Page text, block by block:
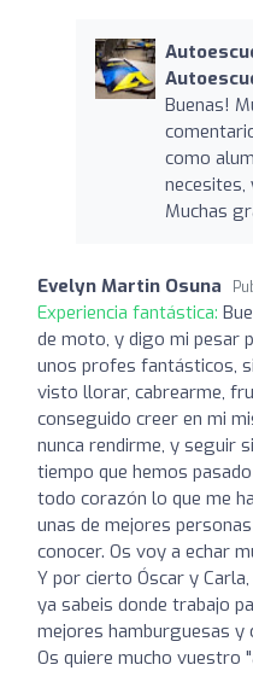
Buenas!
como
necesites,
Muchas
Evelyn Martin Osuna
Experiencia fantástica:
de moto, y digo mi pesar
unos profes fantásticos,
visto llorar, cabrearme,
conseguido creer en mi
nunca rendirme, y seguir
tiempo que hemos
todo corazón lo que me
unas de mejores
conocer. Os voy a echar
Y por cierto Óscar y
ya sabeis donde trabajo
mejores hamburguesas y
Os quiere mucho vuestro